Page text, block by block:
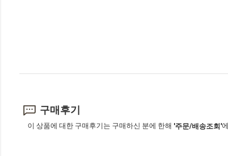
구매후기
이 상품에 대한 구매후기는 구매하신 분에 한해 '주문/배송조회'